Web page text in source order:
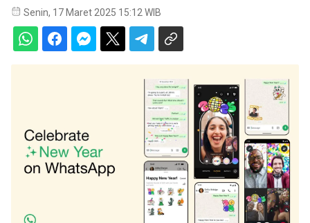
Senin, 17 Maret 2025 15:12 WIB